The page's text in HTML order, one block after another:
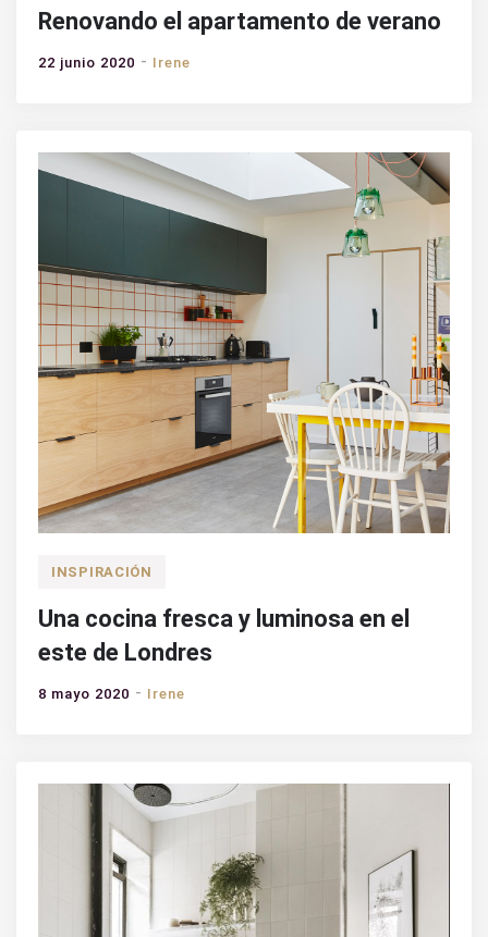
Renovando el apartamento de verano
22 junio 2020 Irene
INSPIRACIÓN
Una cocina fresca y luminosa en el
este de Londres
8 mayo 2020 Irene